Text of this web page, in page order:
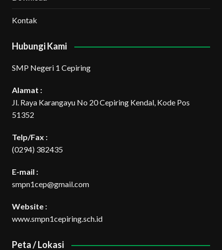
Kontak
Hubungi Kami
SMP Negeri 1 Cepiring
Alamat :
Jl. Raya Karangayu No 20 Cepiring Kendal, Kode Pos
51352
Telp/Fax :
(0294) 382435
E-mail :
smpn1cep@gmail.com
Website :
www.smpn1cepiring.sch.id
Peta / Lokasi